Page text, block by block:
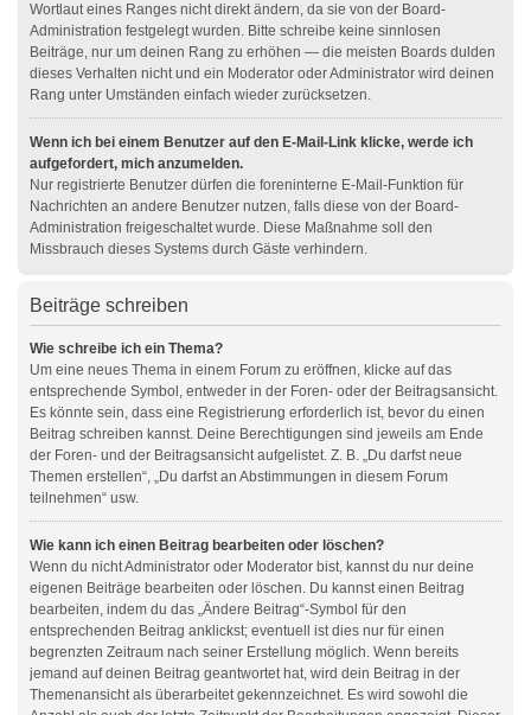
Wortlaut eines Ranges nicht direkt ändern, da sie von der Board-
Administration festgelegt wurden. Bitte schreibe keine sinnlosen
Beiträge, nur um deinen Rang zu erhöhen — die meisten Boards dulden
dieses Verhalten nicht und ein Moderator oder Administrator wird deinen
Rang unter Umständen einfach wieder zurücksetzen.
Wenn ich bei einem Benutzer auf den E-Mail-Link klicke, werde ich
aufgefordert, mich anzumelden.
Nur registrierte Benutzer dürfen die foreninterne E-Mail-Funktion für
Nachrichten an andere Benutzer nutzen, falls diese von der Board-
Administration freigeschaltet wurde. Diese Maßnahme soll den
Missbrauch dieses Systems durch Gäste verhindern.
Beiträge schreiben
Wie schreibe ich ein Thema?
Um eine neues Thema in einem Forum zu eröffnen, klicke auf das
entsprechende Symbol, entweder in der Foren- oder der Beitragsansicht.
Es könnte sein, dass eine Registrierung erforderlich ist, bevor du einen
Beitrag schreiben kannst. Deine Berechtigungen sind jeweils am Ende
der Foren- und der Beitragsansicht aufgelistet. Z. B. „Du darfst neue
Themen erstellen“, „Du darfst an Abstimmungen in diesem Forum
teilnehmen“ usw.
Wie kann ich einen Beitrag bearbeiten oder löschen?
Wenn du nicht Administrator oder Moderator bist, kannst du nur deine
eigenen Beiträge bearbeiten oder löschen. Du kannst einen Beitrag
bearbeiten, indem du das „Ändere Beitrag“-Symbol für den
entsprechenden Beitrag anklickst; eventuell ist dies nur für einen
begrenzten Zeitraum nach seiner Erstellung möglich. Wenn bereits
jemand auf deinen Beitrag geantwortet hat, wird dein Beitrag in der
Themenansicht als überarbeitet gekennzeichnet. Es wird sowohl die